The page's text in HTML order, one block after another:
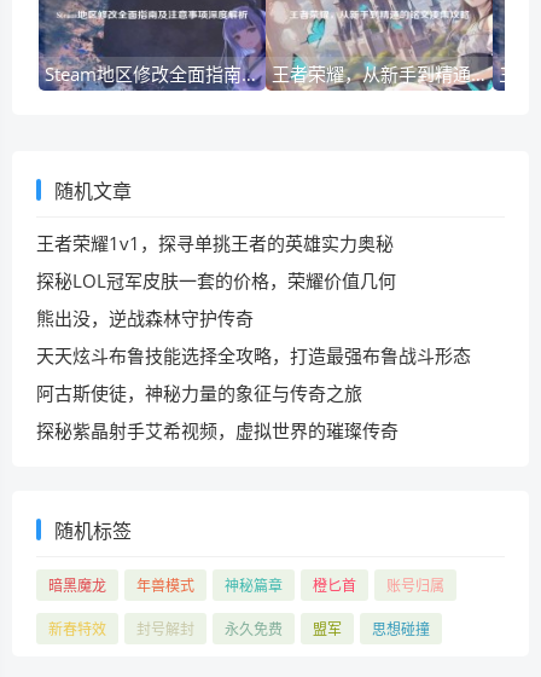
Steam地区修改全面指南及注意事项深度解析 王者荣耀，从新手到精通的铭文凑集攻略
随机文章
王者荣耀1v1，探寻单挑王者的英雄实力奥秘
探秘LOL冠军皮肤一套的价格，荣耀价值几何
熊出没，逆战森林守护传奇
天天炫斗布鲁技能选择全攻略，打造最强布鲁战斗形态
阿古斯使徒，神秘力量的象征与传奇之旅
探秘紫晶射手艾希视频，虚拟世界的璀璨传奇
随机标签
暗黑魔龙 年兽模式 神秘篇章 橙匕首 账号归属
新春特效 封号解封 永久免费 盟军 思想碰撞